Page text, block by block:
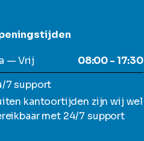
— Vrij
08:00 - 17:30
7 support
kantoortijden zijn wij wel
met 24/7 support